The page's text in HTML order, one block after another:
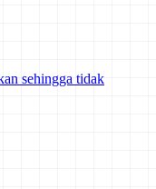
sehingga tidak